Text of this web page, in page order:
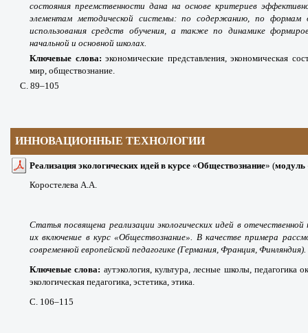
состояния преемственности дана на основе критериев
элементам методической системы: по содержанию, по формам
использования средств обучения, а также по динамике
начальной и основной школах.
Ключевые слова: экономические представления, экономическая
мир, обществознание.
С. 89–105
ИННОВАЦИОННЫЕ ТЕХНОЛОГИИ
Реализация экологических идей в курсе «Обществознание» (модуль
Коростелева А.А.
Статья посвящена реализации экологических идей в
их включение в курс «Обществознание». В качестве примера
современной европейской педагогике (Германия, Франция, Финляндия).
Ключевые слова: аутэкология, культура, лесные школы, педагогика
экологическая педагогика, эстетика, этика.
С. 106–115